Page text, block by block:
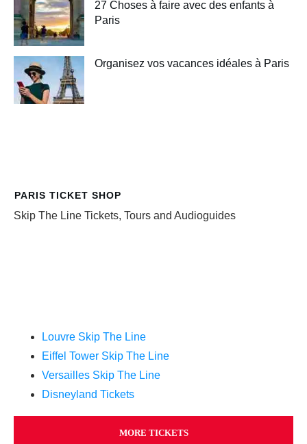
27 Choses à faire avec des enfants à
Paris
Organisez vos vacances idéales à Paris
PARIS TICKET SHOP
Skip The Line Tickets, Tours and Audioguides
Louvre Skip The Line
Eiffel Tower Skip The Line
Versailles Skip The Line
Disneyland Tickets
MORE TICKETS